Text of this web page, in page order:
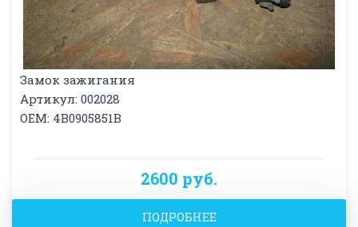
Замок зажигания
Артикул: 002028
OEM: 4B0905851B
2600 руб.
ПОДРОБНЕЕ